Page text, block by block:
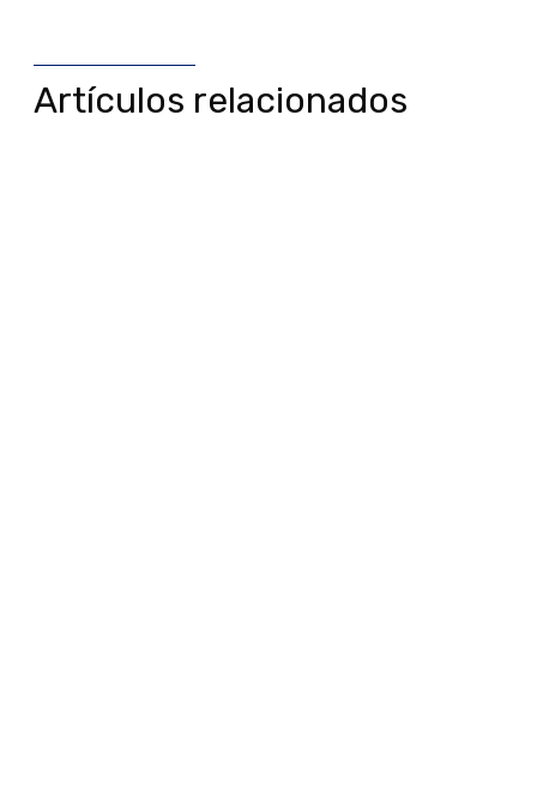
Artículos relacionados